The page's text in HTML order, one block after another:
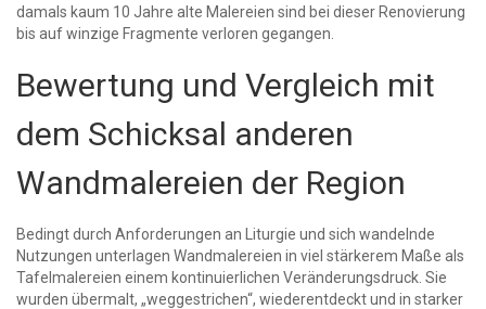
damals kaum 10 Jahre alte Malereien sind bei dieser Renovierung
bis auf winzige Fragmente verloren gegangen.
Bewertung und Vergleich mit
dem Schicksal anderen
Wandmalereien der Region
Bedingt durch Anforderungen an Liturgie und sich wandelnde
Nutzungen unterlagen Wandmalereien in viel stärkerem Maße als
Tafelmalereien einem kontinuierlichen Veränderungsdruck. Sie
wurden übermalt, „weggestrichen“, wiederentdeckt und in starker